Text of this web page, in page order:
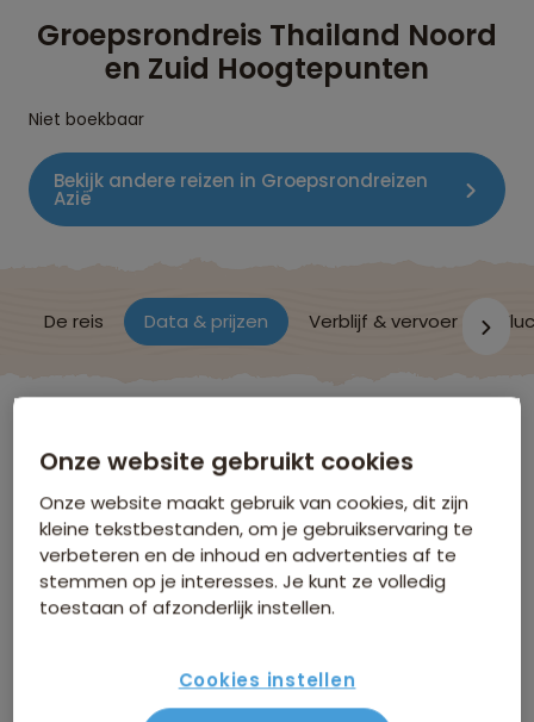
Groepsrondreis Thailand Noord
en Zuid Hoogtepunten
Niet boekbaar
Bekijk andere reizen in Groepsrondreizen
Azië
De reis Data & prijzen Verblijf & vervoer
Data & Prijzen
Klik op de links voor meer informatie over:
Bijkomende kosten
Onze website gebruikt cookies
Onze website maakt gebruik van cookies, dit zijn
kleine tekstbestanden, om je gebruikservaring te
verbeteren en de inhoud en advertenties af te
stemmen op je interesses. Je kunt ze volledig
toestaan of afzonderlijk instellen.
Cookies instellen